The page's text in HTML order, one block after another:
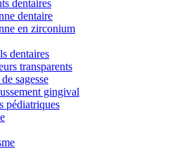
dentaires
dentaire
en zirconium
dentaires
transparents
sagesse
gingival
pédiatriques